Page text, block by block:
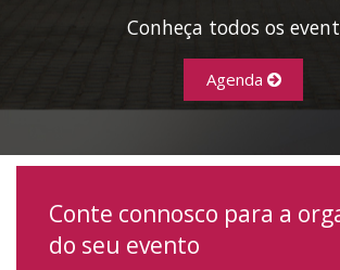
Conheça todos os
Agenda
Conte connosco para a
do seu evento